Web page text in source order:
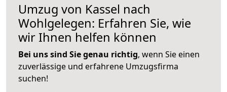
Umzug von Kassel nach
Wohlgelegen: Erfahren Sie, wie
wir Ihnen helfen können
Bei uns sind Sie genau richtig, wenn Sie einen
zuverlässige und erfahrene Umzugsfirma
suchen!